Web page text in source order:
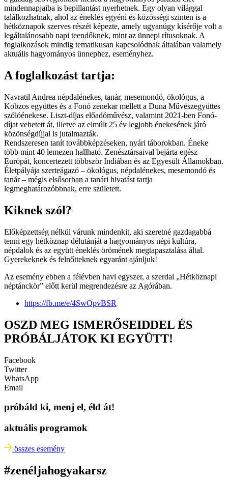
mindennapjaiba is bepillantást nyerhetnek. Egy olyan világgal
találkozhatnak, ahol az éneklés egyéni és közösségi szinten is a
hétköznapok szerves részét képezte, amely ugyanúgy kísérője volt a
legáltalánosabb napi teendőknek, mint az ünnepi rítusoknak. A
foglalkozások mindig tematikusan kapcsolódnak általában valamely
aktuális hagyományos ünnephez, eseményhez.
A foglalkozást tartja:
Navratil Andrea népdalénekes, tanár, mesemondó, ökológus, a
Kobzos együttes és a Fonó zenekar mellett a Duna Művészegyüttes
szólóénekese. Liszt-díjas előadóművész, valamint 2021-ben Fonó-
díjat vehetett át, illetve az elmúlt 25 év legjobb énekesének járó
közönségdíjjal is jutalmazták.
Rendszeresen tanít továbbképzéseken, nyári táborokban. Éneke
több mint 40 lemezen hallható. Zenésztársaival bejárta egész
Európát, koncertezett többször Indiában és az Egyesült Államokban.
Életpályája szerteágazó – ökológus, népdalénekes, mesemondó és
tanár – mégis elsősorban a tanári hivatást tartja
legmeghatározóbbnak, erre született.
Kiknek szól?
Előképzettség nélkül várunk mindenkit, aki szeretné gazdagabbá
tenni egy hétköznap délutánját a hagyományos népi kultúra,
népdalok és az együtt éneklés örömének megtapasztalása által.
Gyerekeknek és felnőtteknek egyaránt ajánljuk!
Az esemény ebben a félévben havi egyszer, a szerdai „Hétköznapi
néptánckör” előtt kerül megrendezésre az Agórában.
https://fb.me/e/4SwQpvBSR
OSZD MEG ISMERŐSEIDDEL ÉS
PRÓBÁLJÁTOK KI EGYÜTT!
Facebook
Twitter
WhatsApp
Email
próbáld ki, menj el, éld át!
aktuális programok
összes esemény
#zenéljahogyakarsz